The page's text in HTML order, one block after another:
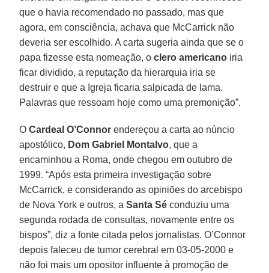
que o havia recomendado no passado, mas que
agora, em consciência, achava que McCarrick não
deveria ser escolhido. A carta sugeria ainda que se o
papa fizesse esta nomeação, oclero americano iria
ficar dividido, a reputação da hierarquia iria se
destruir e que a Igreja ficaria salpicada de lama.
Palavras que ressoam hoje como uma premonição”.
OCardeal O’Connor endereçou a carta ao núncio
apostólico, Dom Gabriel Montalvo, que a
encaminhou a Roma, onde chegou em outubro de
1999. “Após esta primeira investigação sobre
McCarrick, e considerando as opiniões do arcebispo
de Nova York e outros, aSanta Sé conduziu uma
segunda rodada de consultas, novamente entre os
bispos”, diz a fonte citada pelos jornalistas. O’Connor
depois faleceu de tumor cerebral em 03-05-2000 e
não foi mais um opositor influente à promoção de